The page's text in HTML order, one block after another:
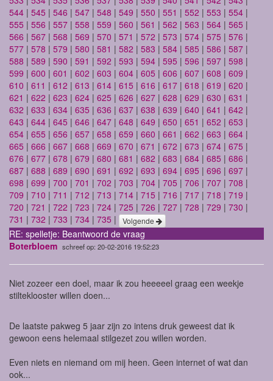
544 | 545 | 546 | 547 | 548 | 549 | 550 | 551 | 552 | 553 | 554 |
555 | 556 | 557 | 558 | 559 | 560 | 561 | 562 | 563 | 564 | 565 |
566 | 567 | 568 | 569 | 570 | 571 | 572 | 573 | 574 | 575 | 576 |
577 | 578 | 579 | 580 | 581 | 582 | 583 | 584 | 585 | 586 | 587 |
588 | 589 | 590 | 591 | 592 | 593 | 594 | 595 | 596 | 597 | 598 |
599 | 600 | 601 | 602 | 603 | 604 | 605 | 606 | 607 | 608 | 609 |
610 | 611 | 612 | 613 | 614 | 615 | 616 | 617 | 618 | 619 | 620 |
621 | 622 | 623 | 624 | 625 | 626 | 627 | 628 | 629 | 630 | 631 |
632 | 633 | 634 | 635 | 636 | 637 | 638 | 639 | 640 | 641 | 642 |
643 | 644 | 645 | 646 | 647 | 648 | 649 | 650 | 651 | 652 | 653 |
654 | 655 | 656 | 657 | 658 | 659 | 660 | 661 | 662 | 663 | 664 |
665 | 666 | 667 | 668 | 669 | 670 | 671 | 672 | 673 | 674 | 675 |
676 | 677 | 678 | 679 | 680 | 681 | 682 | 683 | 684 | 685 | 686 |
687 | 688 | 689 | 690 | 691 | 692 | 693 | 694 | 695 | 696 | 697 |
698 | 699 | 700 | 701 | 702 | 703 | 704 | 705 | 706 | 707 | 708 |
709 | 710 | 711 | 712 | 713 | 714 | 715 | 716 | 717 | 718 | 719 |
720 | 721 | 722 | 723 | 724 | 725 | 726 | 727 | 728 | 729 | 730 |
731 | 732 | 733 | 734 | 735 | Volgende
RE: spelletje: Beantwoord de vraag
Boterbloem schreef op: 20-02-2016 19:52:23
Niet zozeer een doel, maar ik zou heeeeel graag een weekje
stilteklooster willen doen...
De laatste pakweg 5 jaar zijn zo intens druk geweest dat ik
gewoon eens helemaal stilgezet zou willen worden.
Even niets en niemand om mij heen. Geen internet of wat dan
ook...